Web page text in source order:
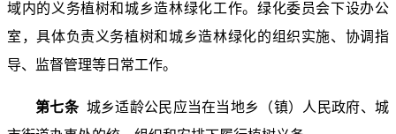
域内的义务植树和城乡造林绿化工作。绿化委员会下设办公
室，具体负责义务植树和城乡造林绿化的组织实施、协调指
导、监督管理等日常工作。
第七条 城乡适龄公民应当在当地乡（镇）人民政府、城